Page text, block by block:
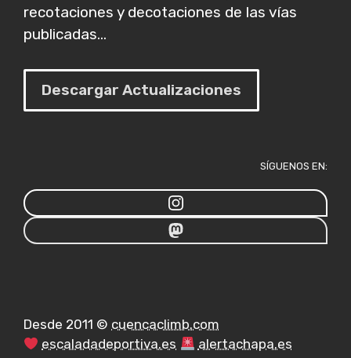
recotaciones y decotaciones de las vías
publicadas...
Descargar Actualizaciones
SÍGUENOS EN:
Desde 2011 © cuencaclimb.com
escaladadeportiva.es
alertachapa.es